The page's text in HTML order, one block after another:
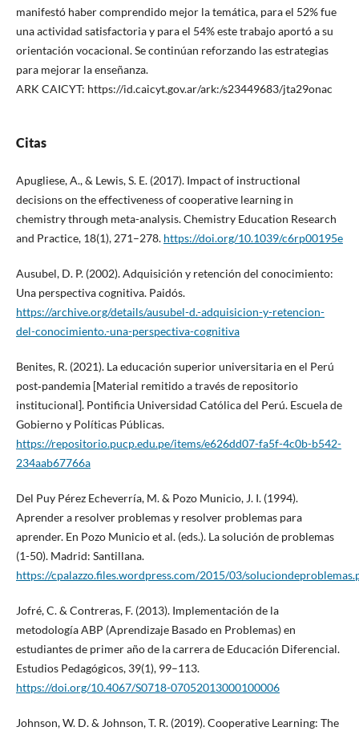
manifestó haber comprendido mejor la temática, para el 52% fue
una actividad satisfactoria y para el 54% este trabajo aportó a su
orientación vocacional. Se continúan reforzando las estrategias
para mejorar la enseñanza.
ARK CAICYT: https://id.caicyt.gov.ar/ark:/s23449683/jta29onac
Citas
Apugliese, A., & Lewis, S. E. (2017). Impact of instructional
decisions on the effectiveness of cooperative learning in
chemistry through meta-analysis. Chemistry Education Research
and Practice, 18(1), 271–278. https://doi.org/10.1039/c6rp00195e
Ausubel, D. P. (2002). Adquisición y retención del conocimiento:
Una perspectiva cognitiva. Paidós.
https://archive.org/details/ausubel-d.-adquisicion-y-retencion-
del-conocimiento.-una-perspectiva-cognitiva
Benites, R. (2021). La educación superior universitaria en el Perú
post‑pandemia [Material remitido a través de repositorio
institucional]. Pontificia Universidad Católica del Perú. Escuela de
Gobierno y Políticas Públicas.
https://repositorio.pucp.edu.pe/items/e626dd07-fa5f-4c0b-b542-
234aab67766a
Del Puy Pérez Echeverría, M. & Pozo Municio, J. I. (1994).
Aprender a resolver problemas y resolver problemas para
aprender. En Pozo Municio et al. (eds.). La solución de problemas
(1-50). Madrid: Santillana.
https://cpalazzo.files.wordpress.com/2015/03/
Jofré, C. & Contreras, F. (2013). Implementación de la
metodología ABP (Aprendizaje Basado en Problemas) en
estudiantes de primer año de la carrera de Educación Diferencial.
Estudios Pedagógicos, 39(1), 99–113.
https://doi.org/10.4067/S0718-07052013000100006
Johnson, W. D. & Johnson, T. R. (2019). Cooperative Learning: The